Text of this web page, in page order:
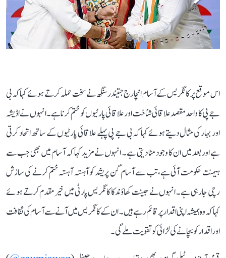
اس موقع پر کانگریس کے آسام انچارج جتیندر سنگھ نے سخت حملہ کرتے ہوئے کہا کہ بی
جے پی کا واحد مقصد علاقائی شناخت اور علاقائی پارٹیوں کو ختم کرنا ہے۔ انہوں نے اڈیشہ
اور بہار کی مثال دیتے ہوئے کہا کہ بی جے پی پہلے علاقائی پارٹیوں کے ساتھ اتحاد کرتی
ہے اور بعد میں ان کا وجود مٹا دیتی ہے۔ انہوں نے مزید کہا کہ آسام میں بھی جب سے
ہیمنت حکومت آئی ہے، تب سے آسام گن پریشد کو آہستہ آہستہ ختم کرنے کی سازش
رچی جا رہی ہے۔ انہوں نے جینت کھاؤند کا کانگریس پارٹی میں خیرمقدم کرتے ہوئے
کہا کہ وہ ہمیشہ اپنی اقدار پر قائم رہے ہیں۔ ان کے کانگریس میں آنے سے آسام کی ثقافت
اور اقدار کو بچانے کی لڑائی کو تقویت ملے گی۔